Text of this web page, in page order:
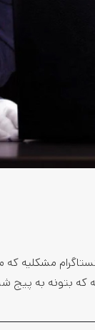
مشکلیه
که بتونه به پیج